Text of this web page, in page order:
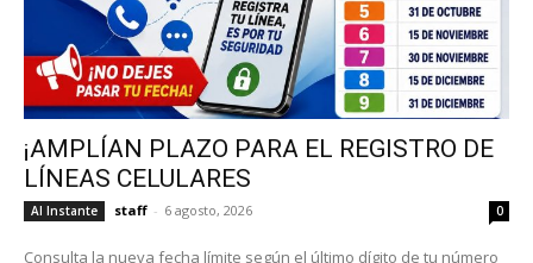
¡AMPLÍAN PLAZO PARA EL REGISTRO DE
LÍNEAS CELULARES
Al Instante staff - 6 agosto, 2026 0
Consulta la nueva fecha límite según el último dígito de tu número